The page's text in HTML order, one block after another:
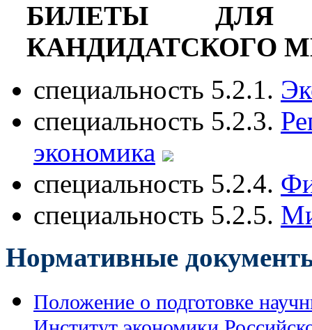
БИЛЕТЫ ДЛЯ
КАНДИДАТСКОГО
специальность 5.2.1.
специальность 5.2.3.
экономика
специальность 5.2.4.
специальность 5.2.5.
Нормативные
Положение о подготовке